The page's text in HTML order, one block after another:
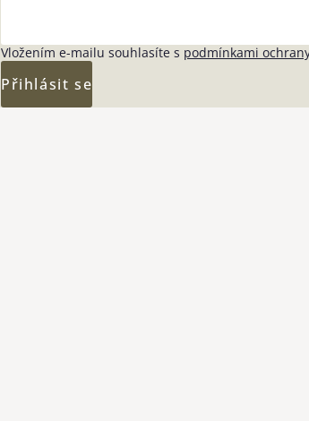
Vložením e-mailu souhlasíte s podmínkami
Přihlásit se